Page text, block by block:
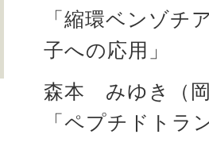
「縮環ベンゾチ
子への応用」
森本 みゆき（
「ペプチドトラ